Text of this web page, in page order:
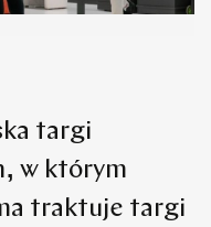
targi
w którym
traktuje targi